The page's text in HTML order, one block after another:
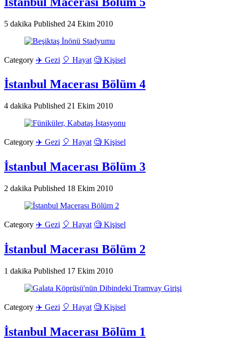
5 dakika Published 24 Ekim 2010
Category ✈️ Gezi 🎈 Hayat 🧐 Kişisel
İstanbul Macerası Bölüm 4
4 dakika Published 21 Ekim 2010
Category ✈️ Gezi 🎈 Hayat 🧐 Kişisel
İstanbul Macerası Bölüm 3
2 dakika Published 18 Ekim 2010
Category ✈️ Gezi 🎈 Hayat 🧐 Kişisel
İstanbul Macerası Bölüm 2
1 dakika Published 17 Ekim 2010
Category ✈️ Gezi 🎈 Hayat 🧐 Kişisel
İstanbul Macerası Bölüm 1